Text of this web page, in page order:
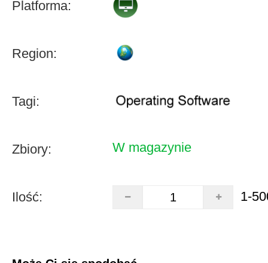
Platforma:
Region:
Tagi:
Zbiory: W magazynie
Ilość: 1-